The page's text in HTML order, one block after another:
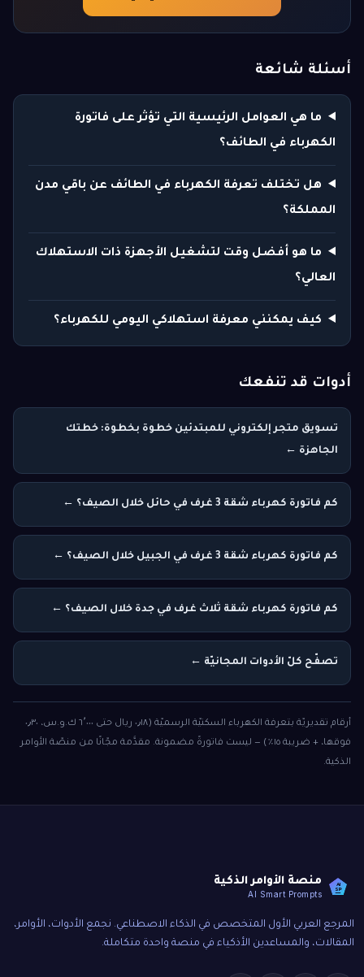
أسئلة شائعة
ما هي العوامل الرئيسية التي تؤثر على فاتورة
الكهرباء في الطائف؟
هل تختلف تعرفة الكهرباء في الطائف عن باقي مدن
المملكة؟
ما هو أفضل وقت لتشغيل الأجهزة ذات الاستهلاك
العالي؟
كيف يمكنني معرفة استهلاكي اليومي للكهرباء؟
أدوات قد تنفعك
تسويق متجر إلكتروني للمبتدئين خطوة بخطوة: خطتك
الجاهزة ←
كم فاتورة كهرباء شقة 3 غرف في حائل خلال الصيف؟ ←
كم فاتورة كهرباء شقة 3 غرف في الجبيل خلال الصيف؟ ←
كم فاتورة كهرباء شقة ثلاث غرف في جدة خلال الصيف؟ ←
تصفّح كلّ الأدوات المجانيّة ←
أرقام تقديريّة بتعرفة الكهرباء السكنيّة الرسميّة (٠٫١٨ ريال حتى ٦٬٠٠٠ ك.و.س، ٠٫٣٠
فوقها، + ضريبة ١٥٪) — ليست فاتورةً مضمونة. مقدَّمة مجّانًا من منصّة الأوامر
الذكية.
AI
SP
منصة الأوامر الذكية
AI Smart Prompts
المرجع العربي الأول المتخصص في الذكاء الاصطناعي. نجمع الأدوات، الأوامر،
المقالات، والمساعدين الأذكياء في منصة واحدة متكاملة.